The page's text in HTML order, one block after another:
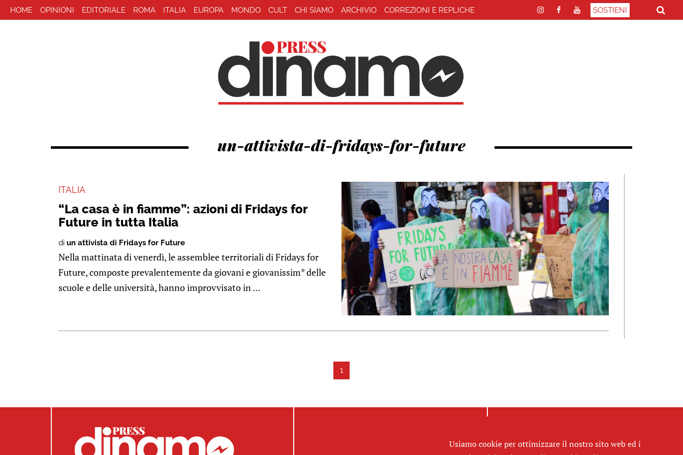
HOME OPINIONI EDITORIALE ROMA ITALIA EUROPA MONDO CULT CHI SIAMO ARCHIVIO CORREZIONI E REPLICHE SOSTIENI
un-attivista-di-fridays-for-future
ITALIA
“La casa è in fiamme”: azioni di Fridays for
Future in tutta Italia
di un attivista di Fridays for Future
Nella mattinata di venerdì, le assemblee territoriali di Fridays for
Future, composte prevalentemente da giovani e giovanissim* delle
scuole e delle università, hanno improvvisato in ...
1
Usiamo cookie per ottimizzare il nostro sito web ed i